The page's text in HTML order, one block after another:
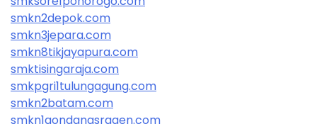
smkn2depok.com
smkn3jepara.com
smkn8tikjayapura.com
smktisingaraja.com
smkpgri1tulungagung.com
smkn2batam.com
smkn1gondangsragen.com